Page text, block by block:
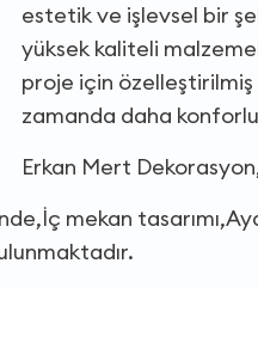
estetik ve işlevsel bir
yüksek kaliteli
proje için özelleştirilmiş
zamanda daha
Erkan Mert
mekan